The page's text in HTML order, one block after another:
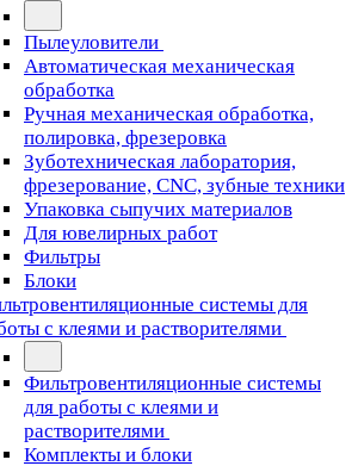
Пылеуловители
Автоматическая механическая
обработка
Ручная механическая обработка,
полировка, фрезеровка
Зуботехническая лаборатория,
фрезерование, CNC, зубные техники
Упаковка сыпучих материалов
Для ювелирных работ
Фильтры
Блоки
системы для
с клеями и растворителями
Фильтровентиляционные системы
для работы с клеями и
растворителями
Комплекты и блоки